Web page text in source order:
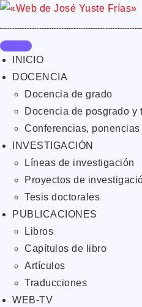
INICIO
DOCENCIA
Docencia de grado
Docencia de posgrado y
Conferencias,
INVESTIGACIÓN
Líneas de investigación
Proyectos de
Tesis doctorales
PUBLICACIONES
Libros
Capítulos de libro
Artículos
Traducciones
WEB-TV